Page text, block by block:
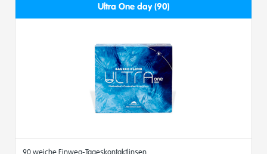
Ultra One day (90)